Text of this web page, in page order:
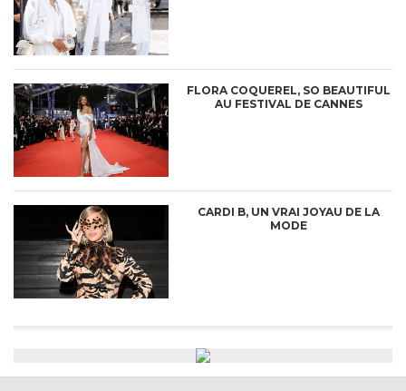
FLORA COQUEREL, SO BEAUTIFUL
AU FESTIVAL DE CANNES
CARDI B, UN VRAI JOYAU DE LA
MODE